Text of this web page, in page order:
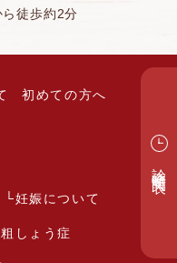
徒歩約2分
初めての方へ
妊娠について
しょう症